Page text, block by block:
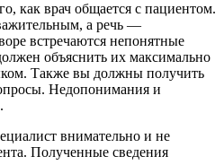
как врач общается с пациентом.
а речь —
встречаются непонятные
объяснить их максимально
Также вы должны получить
Недопонимания и
внимательно и не
Полученные сведения